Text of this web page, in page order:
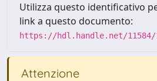
Utilizza questo identificativo
link a questo documento:
https://hdl.handle.net/11584/
Attenzione